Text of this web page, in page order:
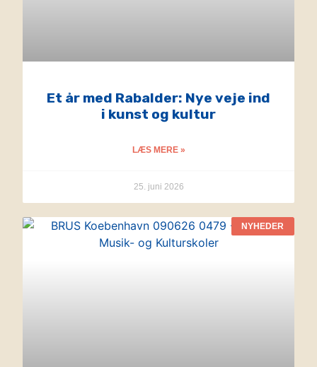
Et år med Rabalder: Nye veje ind
i kunst og kultur
LÆS MERE »
25. juni 2026
NYHEDER